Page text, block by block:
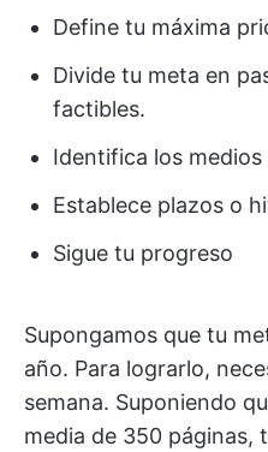
Define tu máxima
Divide tu meta en
factibles.
Identifica los
Establece plazos o
Sigue tu progreso
Supongamos que tu
año. Para lograrlo,
semana. Suponiendo
media de 350 páginas,